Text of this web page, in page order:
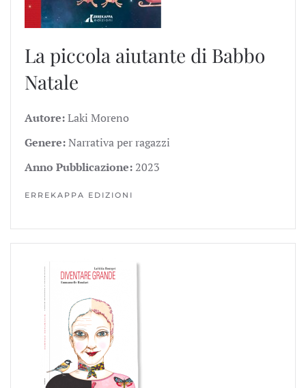
La piccola aiutante di Babbo
Natale
Autore:Laki Moreno
Genere:Narrativa per ragazzi
Anno Pubblicazione: 2023
ERREKAPPA EDIZIONI